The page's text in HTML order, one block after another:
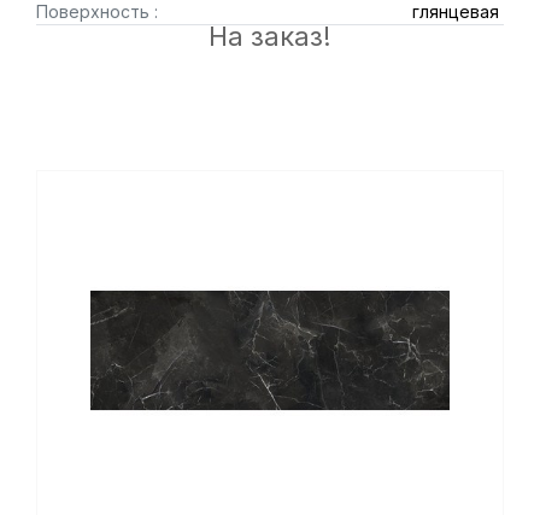
Поверхность :
глянцевая
На заказ!